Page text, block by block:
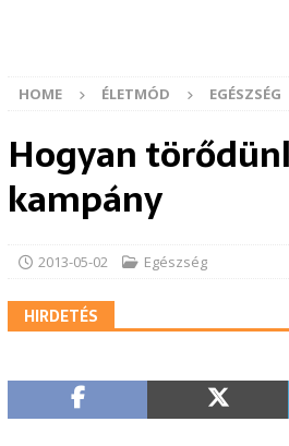
HOME ÉLETMÓD EGÉSZSÉG
Hogyan
kampány
2013-05-02 Egészség
HIRDETÉS